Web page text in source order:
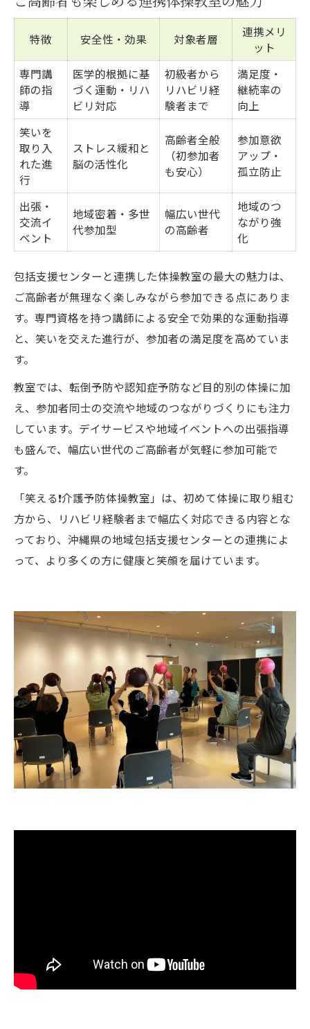
特徴 安全性・効果 対象者層
連携メリ
ット
専門講
師の指
導
医学的根拠に基
づく運動・リハ
ビリ対応
初級者から
リハビリ経
験者まで
満足度・
継続率の
向上
笑いを
取り入
れた進
行
ストレス緩和と
脳の活性化
高齢者全般
（初参加者
も安心）
参加意欲
アップ・
孤立防止
出張・
交流イ
ベント
地域密着・多世
代参加型
幅広い世代
の高齢者
地域のつ
ながり強
化
包括支援センターと連携した体操教室の最大の魅力は、
ご高齢者が無理なく楽しみながら参加できる点にありま
す。専門資格を持つ講師による安全で効果的な運動指導
と、笑いを交えた進行が、参加者の満足度を高めていま
す。
教室では、転倒予防や認知症予防など目的別の体操に加
え、参加者同士の交流や地域のつながりづくりにも注力
しています。デイサービスや地域イベントへの出張指導
も盛んで、幅広い世代のご高齢者が気軽に参加可能で
す。
「笑える❗️介護予防体操教室」は、初めて体操に取り組む
方から、リハビリ経験者まで幅広く対応できる内容とな
っており、沖縄県の地域包括支援センターとの連携によ
って、より多くの方に健康と笑顔を届けています。